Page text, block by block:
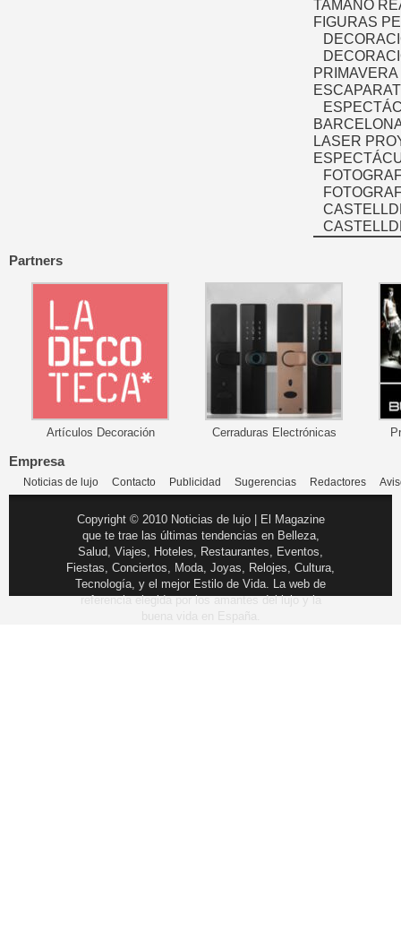
TAMAÑO
FIGURAS
PRIMAVERA
LASER
Partners
Artículos Decoración Cerraduras Electrónicas
Empresa
Noticias de lujo Contacto Publicidad Sugerencias Redactores
Copyright © 2010 Noticias de lujo | El Magazine
que te trae las últimas tendencias en Belleza,
Salud, Viajes, Hoteles, Restaurantes, Eventos,
Fiestas, Conciertos, Moda, Joyas, Relojes, Cultura,
Tecnología, y el mejor Estilo de Vida. La web de
referencia elegida por los amantes del lujo y la